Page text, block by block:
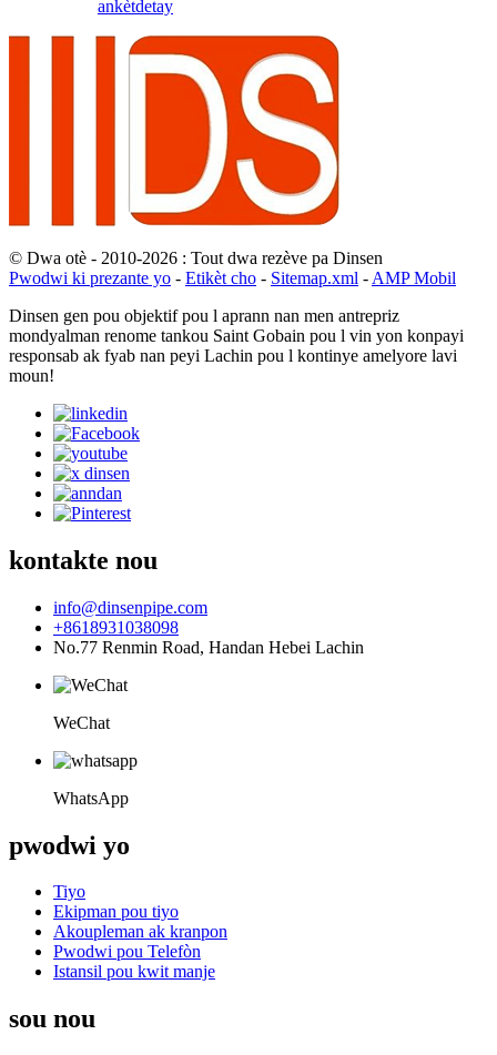
ankètdetay
© Dwa otè - 2010-2026 : Tout dwa rezève pa Dinsen
Pwodwi ki prezante yo - Etikèt cho - Sitemap.xml - AMP Mobil
Dinsen gen pou objektif pou l aprann nan men antrepriz
mondyalman renome tankou Saint Gobain pou l vin yon konpayi
responsab ak fyab nan peyi Lachin pou l kontinye amelyore lavi
moun!
kontakte nou
info@dinsenpipe.com
+8618931038098
No.77 Renmin Road, Handan Hebei Lachin
WeChat
WhatsApp
pwodwi yo
Tiyo
Ekipman pou tiyo
Akoupleman ak kranpon
Pwodwi pou Telefòn
Istansil pou kwit manje
sou nou